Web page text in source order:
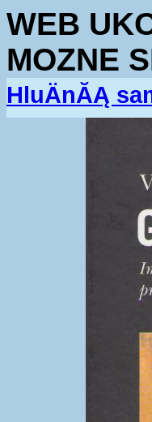
WEB
MOZNE
HluÄnĂĄ